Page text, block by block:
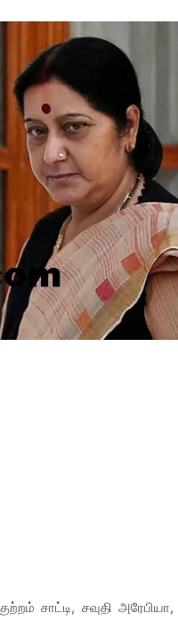
சாட்டி, சவுதி